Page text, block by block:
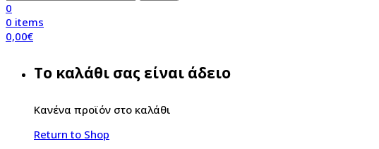
0
0 items
0,00€
Το καλάθι σας είναι άδειο
Κανένα προϊόν στο καλάθι
Return to Shop